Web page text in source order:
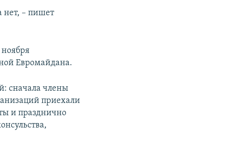
нет, – пишет
Евромайдана.
сначала члены
приехали
и празднично